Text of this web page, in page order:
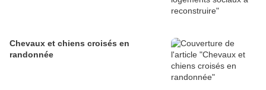
Chevaux et chiens croisés en
randonnée